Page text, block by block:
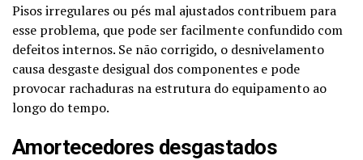
Pisos irregulares ou pés mal ajustados contribuem para
esse problema, que pode ser facilmente confundido com
defeitos internos. Se não corrigido, o desnivelamento
causa desgaste desigual dos componentes e pode
provocar rachaduras na estrutura do equipamento ao
longo do tempo.
Amortecedores desgastados